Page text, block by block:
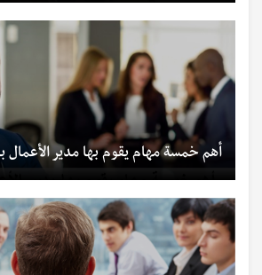
أهم خمسة مهام يقوم بها مدير